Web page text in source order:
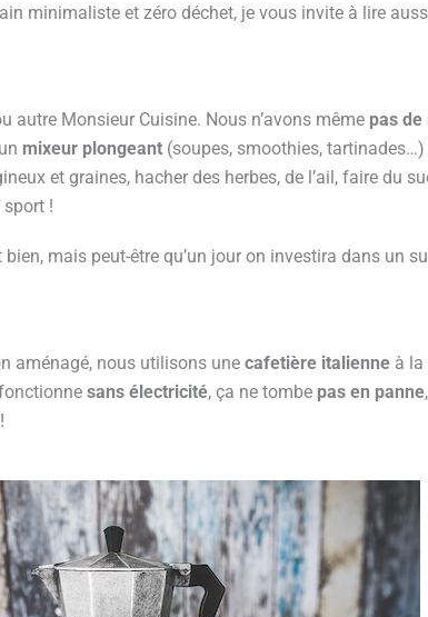
minimaliste et zéro déchet, je vous invite à lire
autre Monsieur Cuisine. Nous n’avons même pas
mixeur plongeant (soupes, smoothies, tartinades…)
et graines, hacher des herbes, de l’ail, faire du
!
mais peut-être qu’un jour on investira dans un
aménagé, nous utilisons une cafetière italienne à la
sans électricité, ça ne tombe pas en panne
!